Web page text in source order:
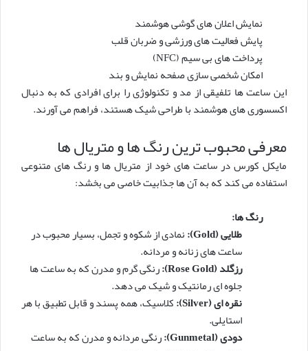
نمایش اعلان های گوشی هوشمند
پایش فعالیت های ورزشی و ضربان قلب
پرداخت های بی سیم (NFC)
امکان شخصی سازی صفحه نمایش و بند
این ساعت ها تلفیقی از مد و تکنولوژی را برای افرادی که به دنبال
اکسسوری های هوشمند با طراحی شیک هستند، فراهم می آورند.
معرفی محبوب ترین رنگ ها و متریال ها
مایکل کورس در ساعت های خود از متریال ها و رنگ های متنوعی
استفاده می کند که به آن ها جذابیت خاصی می بخشد:
رنگ ها:
طلایی (Gold):
نمادی از شکوه و تجمل، بسیار محبوب در
ساعت های زنانه و مردانه.
رزگلد (Rose Gold):
رنگی گرم و مدرن که به ساعت ها
جلوه ای رمانتیک و شیک می دهد.
نقره ای (Silver):
کلاسیک، همه پسند و قابل تطبیق با هر
استایلی.
دودی (Gunmetal):
رنگی مردانه و مدرن که به ساعت